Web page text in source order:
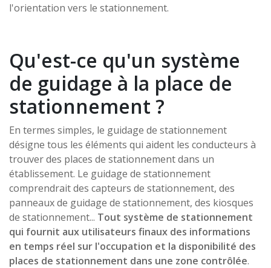
l'orientation vers le stationnement.
Qu'est-ce qu'un système
de guidage à la place de
stationnement ?
En termes simples, le guidage de stationnement
désigne tous les éléments qui aident les conducteurs à
trouver des places de stationnement dans un
établissement. Le guidage de stationnement
comprendrait des capteurs de stationnement, des
panneaux de guidage de stationnement, des kiosques
de stationnement... Tout système de stationnement
qui fournit aux utilisateurs finaux des informations
en temps réel sur l'occupation et la disponibilité des
places de stationnement dans une zone contrôlée.